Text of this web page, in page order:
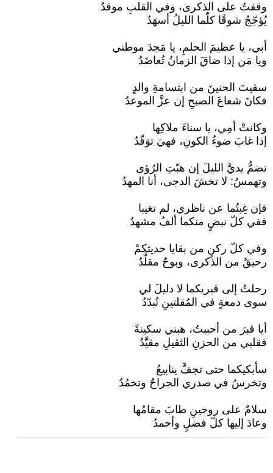
وقفتُ على الذكرى، وفي القلبِ موقدُ
يُؤجّجُ شوقًا كلّما الليلُ أسهَدُ
أبي، يا عظيمَ الحلمِ، يا مَجدَ موطني
ويا مَن إذا ضاقَ الزمانُ تُعاضَدُ
سقيتَ الحنينَ من ابتسامةِ والدٍ
فكانَ شعاعَ الصبحِ إن عزَّ الموعدُ
وكانتْ أمِي، يا سناءَ ملاكِها
إذا غابَ ضوءُ الكونِ، فهيَ توَقّدُ
تضمُّ يديَّ الليلَ إن هبّتِ الرُؤى
وتهمسُ: لا تخشَ الدجى، أنا المهدُ
فإن غِبتُما عن ناظري، لم تغيبا
ففي كلّ نبضٍ منكما ألفُ مشهدُ
وفي كلّ ركنٍ من بقايا حديثكمْ
رحيقٌ من الذكرى، وبوحٌ مقلَّدُ
رحلتُ إلى قبريكما لا دليلَ لي
سوى دمعةٍ في المُقلتينِ تُبدّدُ
أيا قبرَ من أحببتُ، هبني سكينةً
فقلبي من الحزنِ الثقيلِ مقيَّدُ
سأبكيكما حتى تجفَّ ينابيعُ
وتخرسُ في صدري الجراحُ وتخمُدُ
سلامٌ على روحينِ طابَ مقامُها
وعادَ إليها كلّ فضلٍ وأحمدُ